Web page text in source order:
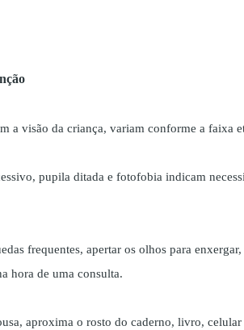
a visão da criança, variam conforme a faixa
pupila ditada e fotofobia indicam
frequentes, apertar os olhos para enxergar,
hora de uma consulta.
aproxima o rosto do caderno, livro, celular